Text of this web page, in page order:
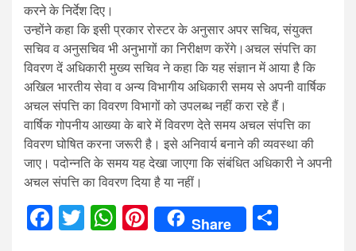
करने के निर्देश दिए।
उन्होंने कहा कि इसी प्रकार रोस्टर के अनुसार अपर सचिव, संयुक्त
सचिव व अनुसचिव भी अनुभागों का निरीक्षण करेंगे।अचल संपत्ति का
विवरण दें अधिकारी मुख्य सचिव ने कहा कि यह संज्ञान में आया है कि
अखिल भारतीय सेवा व अन्य विभागीय अधिकारी समय से अपनी वार्षिक
अचल संपत्ति का विवरण विभागों को उपलब्ध नहीं करा रहे हैं।
वार्षिक गोपनीय आख्या के बारे में विवरण देते समय अचल संपत्ति का
विवरण घोषित करना जरूरी है। इसे अनिवार्य बनाने की व्यवस्था की
जाए। पदोन्नति के समय यह देखा जाएगा कि संबंधित अधिकारी ने अपनी
अचल संपत्ति का विवरण दिया है या नहीं।
Facebook
TwitterWhatsApp
Pinterest
Share